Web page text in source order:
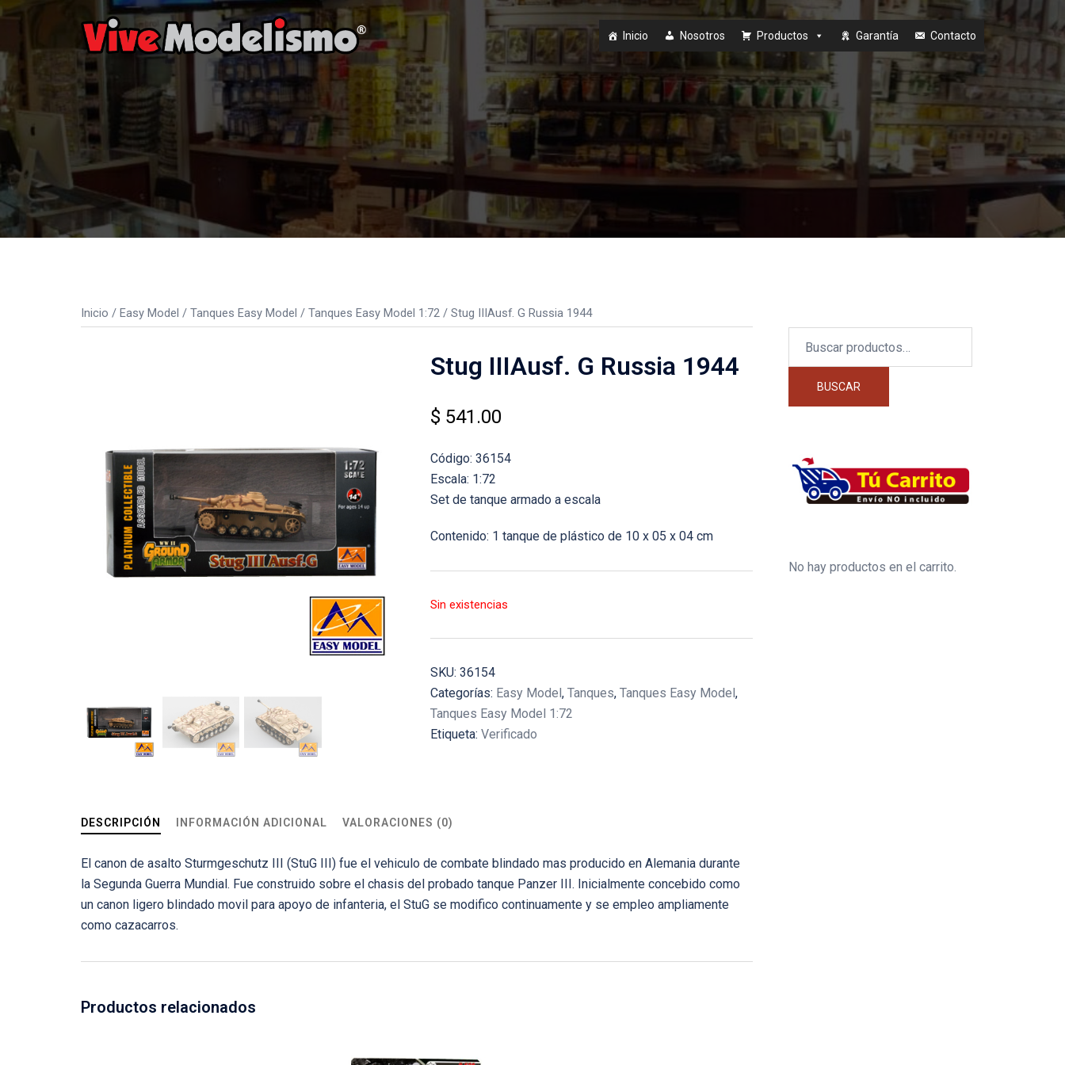
Saltar
contenido
Inicio Nosotros Productos Garantía Contacto
Inicio / Easy Model / Tanques Easy Model / Tanques Easy Model 1:72 / Stug IIIAusf. G Russia 1944
Stug IIIAusf. G Russia 1944
$ 541.00
Código: 36154
Escala: 1:72
Set de tanque armado a escala
Contenido: 1 tanque de plástico de 10 x 05 x 04 cm
Sin existencias
SKU: 36154
Categorías: Easy Model, Tanques, Tanques Easy Model,
Tanques Easy Model 1:72
Etiqueta: Verificado
DESCRIPCIÓN INFORMACIÓN ADICIONAL VALORACIONES (0)
El canon de asalto Sturmgeschutz III (StuG III) fue el vehiculo de combate blindado mas producido en Alemania durante
la Segunda Guerra Mundial. Fue construido sobre el chasis del probado tanque Panzer III. Inicialmente concebido como
un canon ligero blindado movil para apoyo de infanteria, el StuG se modifico continuamente y se empleo ampliamente
como cazacarros.
Productos relacionados
por:
BUSCAR
No hay productos en el carrito.